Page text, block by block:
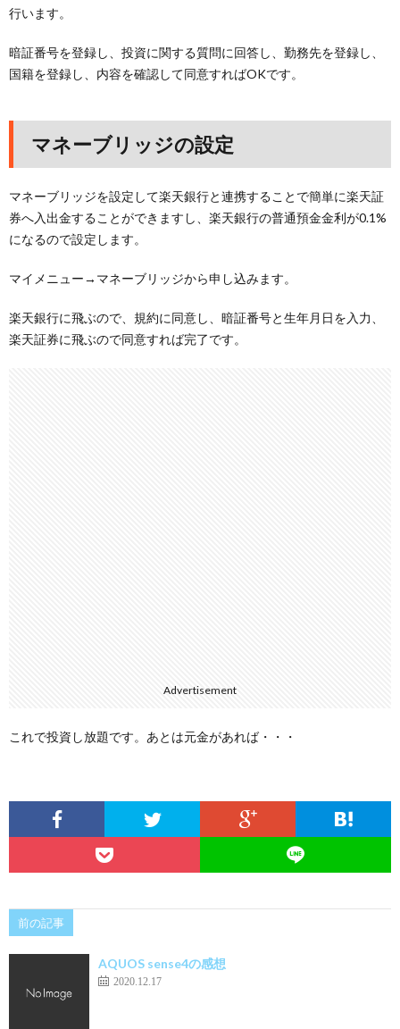
行います。
暗証番号を登録し、投資に関する質問に回答し、勤務先を登録し、
国籍を登録し、内容を確認して同意すればOKです。
マネーブリッジの設定
マネーブリッジを設定して楽天銀行と連携することで簡単に楽天証
券へ入出金することができますし、楽天銀行の普通預金金利が0.1%
になるので設定します。
マイメニュー→マネーブリッジから申し込みます。
楽天銀行に飛ぶので、規約に同意し、暗証番号と生年月日を入力、
楽天証券に飛ぶので同意すれば完了です。
Advertisement
これで投資し放題です。あとは元金があれば・・・
前の記事
AQUOS sense4の感想
2020.12.17